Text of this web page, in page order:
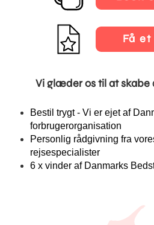
Få
Vi glæder os til at skabe
Bestil trygt - Vi er ejet af
forbrugerorganisation
Personlig rådgivning fra
rejsespecialister
6 x vinder af Danmarks